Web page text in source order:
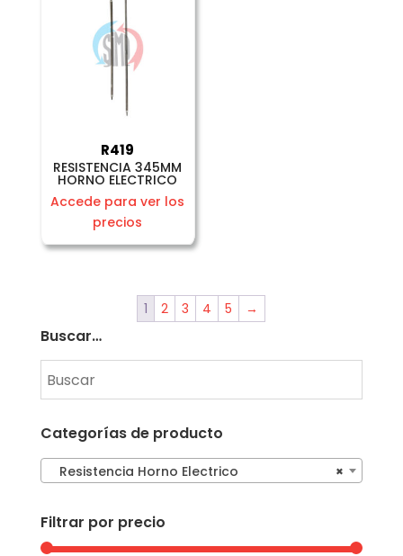
R419
RESISTENCIA 345MM
HORNO ELECTRICO
Accede para ver los
precios
1 2 3 4 5 →
Buscar…
Categorías de producto
×
Resistencia Horno Electrico
Filtrar por precio